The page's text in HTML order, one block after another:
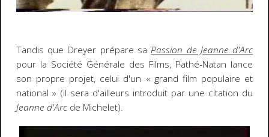
Tandis que Dreyer prépare saPassion de Jeanne d'Arc
pour la Société Générale des Films, Pathé-Natan lance
son propre projet, celui d'un « grand film populaire et
national » (il sera d'ailleurs introduit par une citation du
Jeanne d'Arcde Michelet).